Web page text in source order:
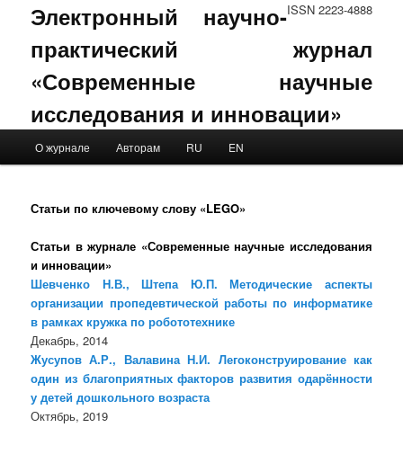
ISSN 2223-4888
Электронный научно-
практический журнал
«Современные научные
исследования и инновации»
Skip to primary content
Skip to secondary content
О журнале Авторам RU EN
Статьи по ключевому слову «LEGO»
Статьи в журнале «Современные научные исследования
и инновации»
Шевченко Н.В., Штепа Ю.П. Методические аспекты
организации пропедевтической работы по информатике
в рамках кружка по робототехнике
Декабрь, 2014
Жусупов А.Р., Валавина Н.И. Легоконструирование как
один из благоприятных факторов развития одарённости
у детей дошкольного возраста
Октябрь, 2019